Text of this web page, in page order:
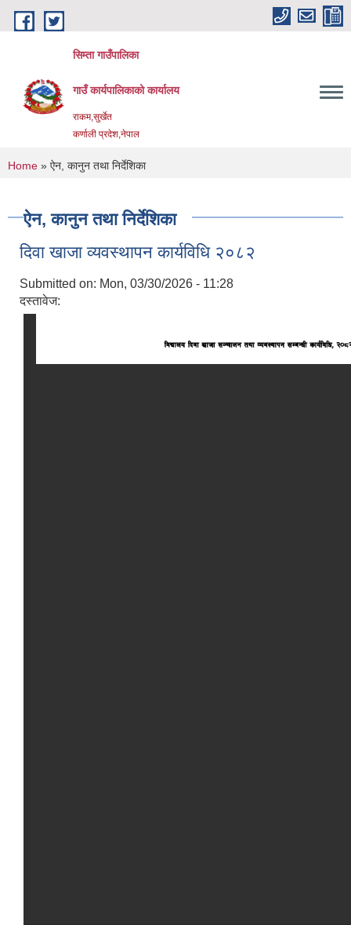
Skip to main content
सिम्ता गाउँपालिका
गाउँ कार्यपालिकाको कार्यालय
राकम,सुर्खेत
कर्णाली प्रदेश,नेपाल
You are here
Home » ऐन, कानुन तथा निर्देशिका
ऐन, कानुन तथा निर्देशिका
दिवा खाजा व्यवस्थापन कार्यविधि २०८२
Submitted on: Mon, 03/30/2026 - 11:28
दस्तावेज: